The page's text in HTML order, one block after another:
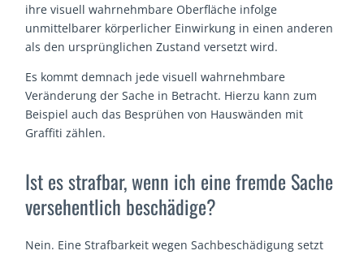
ihre visuell wahrnehmbare Oberfläche infolge
unmittelbarer körperlicher Einwirkung in einen anderen
als den ursprünglichen Zustand versetzt wird.
Es kommt demnach jede visuell wahrnehmbare
Veränderung der Sache in Betracht. Hierzu kann zum
Beispiel auch das Besprühen von Hauswänden mit
Graffiti zählen.
Ist es strafbar, wenn ich eine fremde Sache
versehentlich beschädige?
Nein. Eine Strafbarkeit wegen Sachbeschädigung setzt